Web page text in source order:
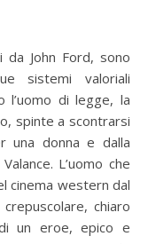
sistemi valoriali
l’uomo di legge, la
spinte a scontrarsi
una donna e dalla
L’uomo che
cinema western dal
chiaro
un eroe, epico e